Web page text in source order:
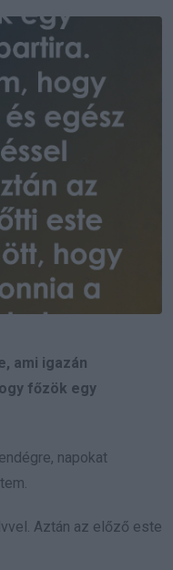
ami igazán
főzök egy
napokat
Aztán az előző este